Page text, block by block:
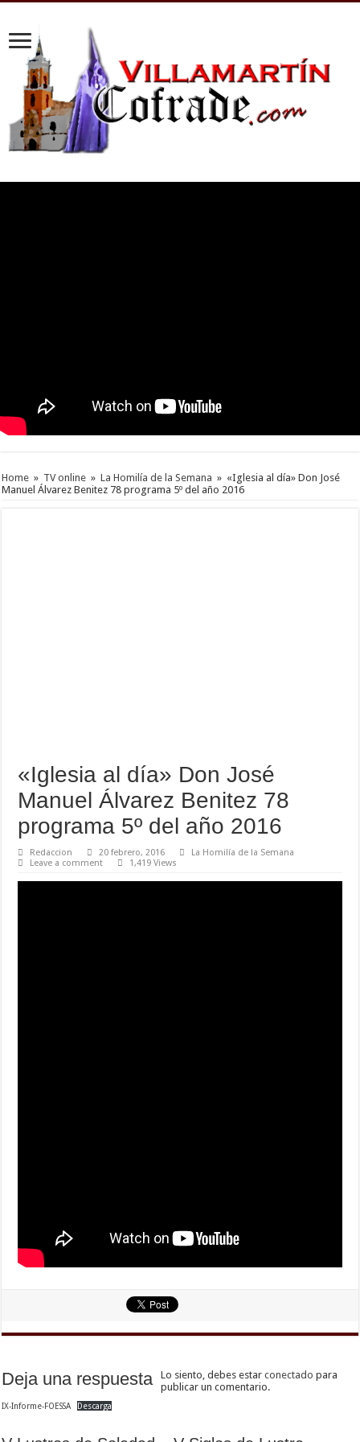
Home » TV online » La Homilía de la Semana » «Iglesia al día» Don José
Manuel Álvarez Benitez 78 programa 5º del año 2016
«Iglesia al día» Don José
Manuel Álvarez Benitez 78
programa 5º del año 2016
Redaccion 20 febrero, 2016
La Homilía de la Semana
Leave a comment
1,419 Views
Deja una respuesta Lo siento, debes estarconectado para
publicar un comentario.
IX-Informe-FOESSA Descarga